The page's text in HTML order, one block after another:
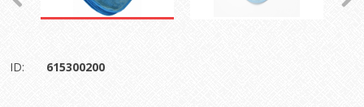
ID: 615300200